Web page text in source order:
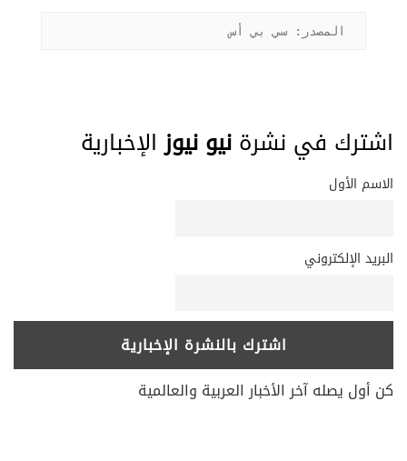
المصدر: سي بي أس
اشترك في نشرةنيو نيوزالإخبارية
الاسم الأول
البريد الإلكتروني
كن أول يصله آخر الأخبار العربية والعالمية